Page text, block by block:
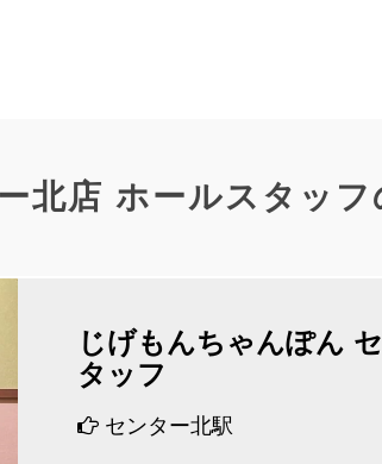
北店 ホールスタッ
じげもんちゃんぽん
タッフ
センター北駅